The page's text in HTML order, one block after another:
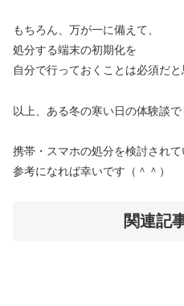
もちろん、万が一に備えて、
処分する端末の初期化を
自分で行っておくことは必須だと
以上、ある冬の寒い日の体験談で
携帯・スマホの処分を検討され
参考になれば幸いです（＾＾）
関連記